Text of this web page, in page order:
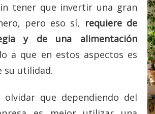
tener que invertir una gran
pero eso sí, requiere de
y de una alimentación
a que en estos aspectos es
su utilidad.
que dependiendo del